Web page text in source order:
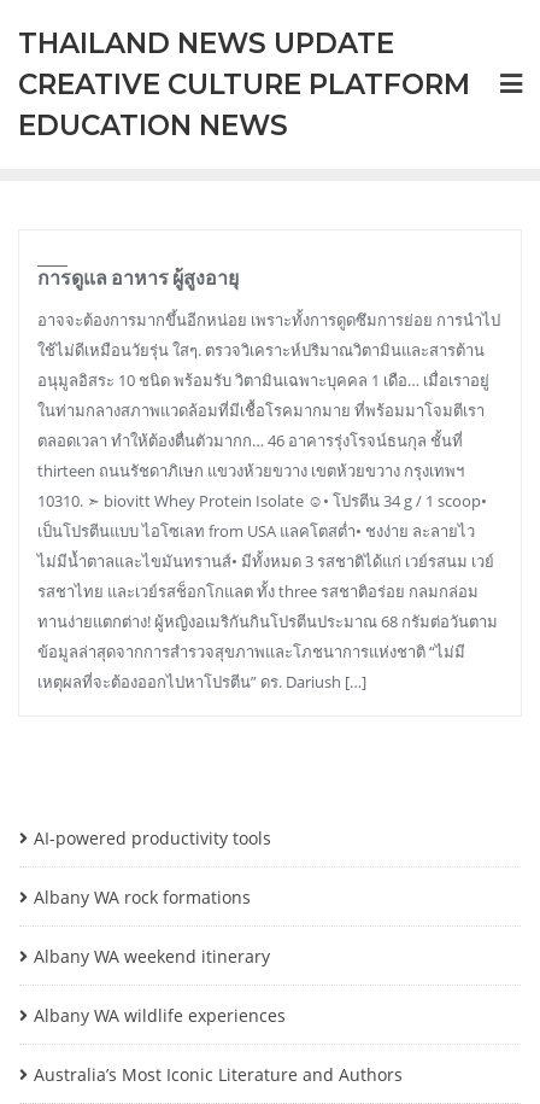
content
THAILAND NEWS UPDATE
CREATIVE CULTURE PLATFORM
EDUCATION NEWS
การดูแล อาหาร ผู้สูงอายุ
อาจจะต้องการมากขึ้นอีกหน่อย เพราะทั้งการดูดซึมการย่อย การนำไป
ใช้ไม่ดีเหมือนวัยรุ่น ใสๆ. ตรวจวิเคราะห์ปริมาณวิตามินและสารต้าน
อนุมูลอิสระ 10 ชนิด​ พร้อมรับ วิตามินเฉพาะบุคคล 1 เดือ… เมื่อเราอยู่
ในท่ามกลางสภาพแวดล้อมที่มีเชื้อโรคมากมาย ที่พร้อมมาโจมตีเรา
ตลอดเวลา ทำให้ต้องตื่นตัวมากก… 46 อาคารรุ่งโรจน์ธนกุล ชั้นที่
thirteen ถนนรัชดาภิเษก แขวงห้วยขวาง เขตห้วยขวาง กรุงเทพฯ
10310. ➣ biovitt Whey Protein Isolate ☺︎• โปรตีน 34 g / 1 scoop•
เป็นโปรตีนแบบ ไอโซเลท from USA แลคโตสต่ำ• ชงง่าย ละลายไว
ไม่มีน้ำตาลและไขมันทรานส์• มีทั้งหมด 3 รสชาติได้แก่ เวย์รสนม เวย์
รสชาไทย และเวย์รสช็อกโกแลต ทั้ง three รสชาติอร่อย กลมกล่อม
ทานง่ายแตกต่าง! ผู้หญิงอเมริกันกินโปรตีนประมาณ 68 กรัมต่อวันตาม
ข้อมูลล่าสุดจากการสำรวจสุขภาพและโภชนาการแห่งชาติ “ไม่มี
เหตุผลที่จะต้องออกไปหาโปรตีน” ดร. Dariush […]
AI-powered productivity tools
Albany WA rock formations
Albany WA weekend itinerary
Albany WA wildlife experiences
Australia’s Most Iconic Literature and Authors